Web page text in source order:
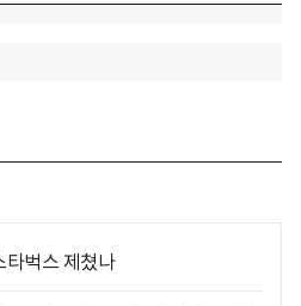
타벅스 제쳤나